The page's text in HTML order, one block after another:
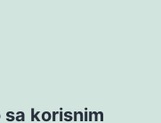
sa korisnim